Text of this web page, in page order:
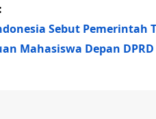
Sebut Pemerintah
Mahasiswa Depan